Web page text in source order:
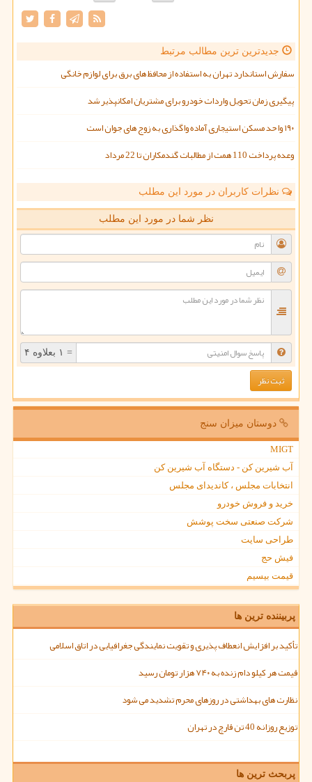
جدیدترین ترین مطالب مرتبط
سفارش استاندارد تهران به استفاده از محافظ های برق برای لوازم خانگی
پیگیری زمان تحویل واردات خودرو برای مشتریان امکانپذیر شد
۱۹۰ واحد مسکن استیجاری آماده واگذاری به زوج های جوان است
وعده پرداخت 110 همت از مطالبات گندمکاران تا 22 مرداد
نظرات کاربران در مورد این مطلب
نظر شما در مورد این مطلب
= ۱ بعلاوه ۴
دوستان میزان سنج
MIGT
آب شیرین کن - دستگاه آب شیرین کن
انتخابات مجلس ، کاندیدای مجلس
خرید و فروش خودرو
شرکت صنعتی سخت پوشش
طراحی سایت
فیش حج
قیمت بیسیم
پربیننده ترین ها
تأکید بر افزایش انعطاف پذیری و تقویت نمایندگی جغرافیایی در اتاق اسلامی
قیمت هر کیلو دام زنده به ۷۴۰ هزار تومان رسید
نظارت های بهداشتی در روزهای محرم تشدید می شود
توزیع روزانه 40 تن قارچ در تهران
پربحث ترین ها